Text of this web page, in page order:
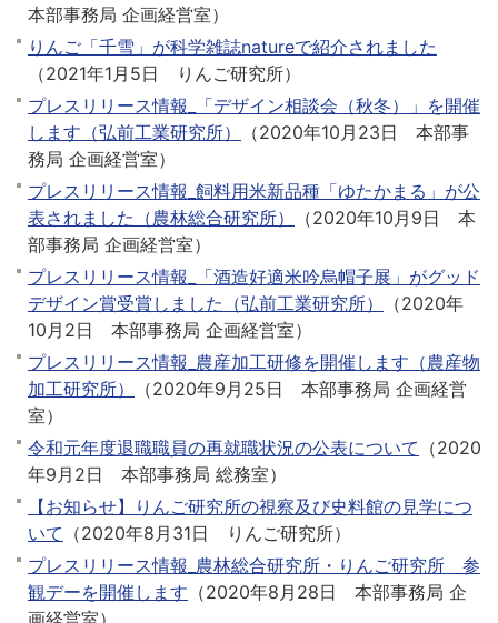
本部事務局 企画経営室）
りんご「千雪」が科学雑誌natureで紹介されました
（2021年1月5日 りんご研究所）
プレスリリース情報_「デザイン相談会（秋冬）」を開催
します（弘前工業研究所）
（2020年10月23日
本部事
務局 企画経営室）
プレスリリース情報_飼料用米新品種「ゆたかまる」が公
表されました（農林総合研究所）
（2020年10月9日
本
部事務局 企画経営室）
プレスリリース情報_「酒造好適米吟烏帽子展」がグッド
デザイン賞受賞しました（弘前工業研究所）
（2020年
10月2日
本部事務局 企画経営室）
プレスリリース情報_農産加工研修を開催します（農産物
加工研究所）
（2020年9月25日
本部事務局 企画経営
室）
令和元年度退職職員の再就職状況の公表について （2020
年9月2日
本部事務局 総務室）
【お知らせ】りんご研究所の視察及び史料館の見学につ
いて （2020年8月31日 りんご研究所）
プレスリリース情報_農林総合研究所・りんご研究所 参
観デーを開催します （2020年8月28日
本部事務局 企
画経営室）